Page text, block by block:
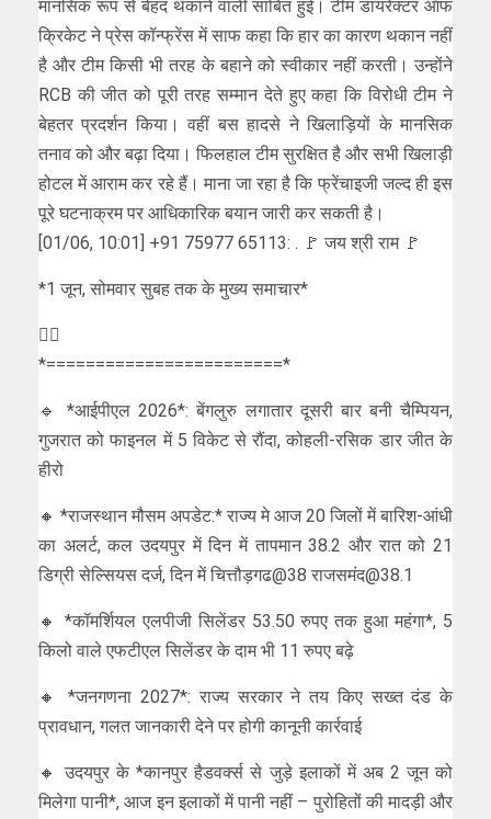
मानसिक रूप से बेहद थकाने वाली साबित हुई। टीम डायरेक्टर ऑफ
क्रिकेट ने प्रेस कॉन्फ्रेंस में साफ कहा कि हार का कारण थकान नहीं
है और टीम किसी भी तरह के बहाने को स्वीकार नहीं करती। उन्होंने
RCB की जीत को पूरी तरह सम्मान देते हुए कहा कि विरोधी टीम ने
बेहतर प्रदर्शन किया। वहीं बस हादसे ने खिलाड़ियों के मानसिक
तनाव को और बढ़ा दिया। फिलहाल टीम सुरक्षित है और सभी खिलाड़ी
होटल में आराम कर रहे हैं। माना जा रहा है कि फ्रेंचाइजी जल्द ही इस
पूरे घटनाक्रम पर आधिकारिक बयान जारी कर सकती है।
[01/06, 10:01] +91 75977 65113: . 🚩 जय श्री राम 🚩
*1 जून, सोमवार सुबह तक के मुख्य समाचार*
👇🏻
*========================*
🔹 *आईपीएल 2026*: बेंगलुरु लगातार दूसरी बार बनी चैम्प‍ियन,
गुजरात को फाइनल में 5 विकेट से रौंदा, कोहली-रस‍िक डार जीत के
हीरो
🔸 *राजस्थान मौसम अपडेट:* राज्य मे आज 20 जिलों में बारिश-आंधी
का अलर्ट, कल उदयपुर में दिन में तापमान 38.2 और रात को 21
डिग्री सेल्सियस दर्ज, दिन में चित्तौड़गढ@38 राजसमंद@38.1
🔸 *कॉमर्शियल एलपीजी सिलेंडर 53.50 रुपए तक हुआ महंगा*, 5
किलो वाले एफटीएल सिलेंडर के दाम भी 11 रुपए बढ़े
🔸 *जनगणना 2027*: राज्य सरकार ने तय किए सख्त दंड के
प्रावधान, गलत जानकारी देने पर होगी कानूनी कार्रवाई
🔸 उदयपुर के *कानपुर हैडवर्क्स से जुड़े इलाकों में अब 2 जून को
मिलेगा पानी*, आज इन इलाकों में पानी नहीं – पुरोहितों की मादड़ी और